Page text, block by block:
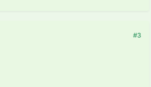
#3